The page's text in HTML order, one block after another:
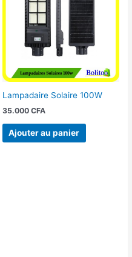
Lampadaire Solaire 100W
35.000 CFA
Ajouter au panier